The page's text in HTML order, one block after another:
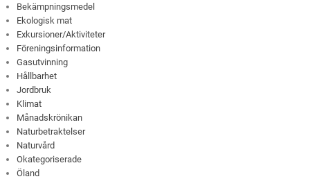
Bekämpningsmedel
Ekologisk mat
Exkursioner/Aktiviteter
Föreningsinformation
Gasutvinning
Hållbarhet
Jordbruk
Klimat
Månadskrönikan
Naturbetraktelser
Naturvård
Okategoriserade
Öland